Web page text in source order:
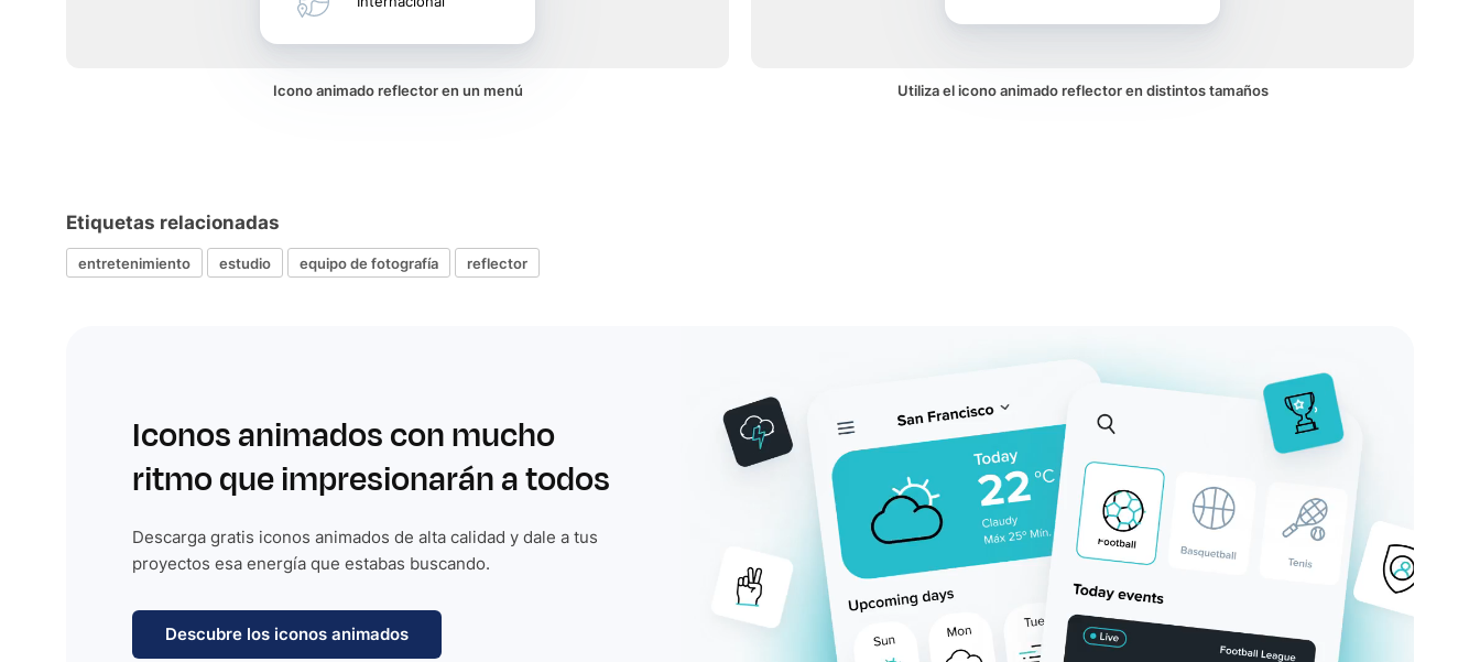
Icono animado reflector en un menú Utiliza el icono animado reflector en distintos tamaños
Etiquetas relacionadas
entretenimiento estudio equipo de fotografía reflector
Iconos animados con mucho
ritmo que impresionarán a todos
Descarga gratis iconos animados de alta calidad y dale a tus
proyectos esa energía que estabas buscando.
Descubre los iconos animados